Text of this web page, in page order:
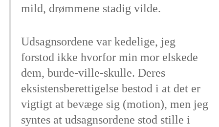
mild, drømmene stadig vilde.
Udsagnsordene var kedelige, jeg
forstod ikke hvorfor min mor elskede
dem, burde-ville-skulle. Deres
eksistensberettigelse bestod i at det er
vigtigt at bevæge sig (motion), men jeg
syntes at udsagnsordene stod stille i